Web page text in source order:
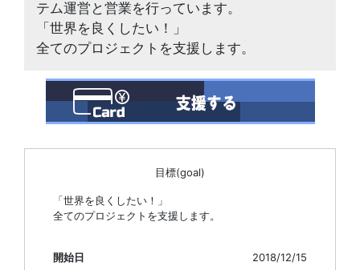
テム運営と営業を行っています。
「世界を良くしたい！」
全てのプロジェクトを支援します。
目標(goal)
「世界を良くしたい！」
全てのプロジェクトを支援します。
開始日 2018/12/15